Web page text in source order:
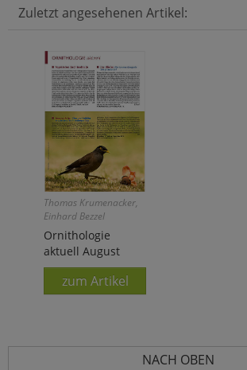
Zuletzt angesehenen Artikel:
Thomas Krumenacker,
Einhard Bezzel
Ornithologie
aktuell August
zum Artikel
NACH OBEN